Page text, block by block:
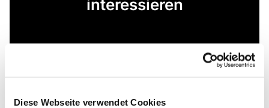
Diese Webseite verwendet Cookies
interessieren